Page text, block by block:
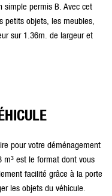
simple permis B. Avec cet
petits objets, les meubles,
sur 1.36m. de largeur et
pour votre déménagement
m³ est le format dont vous
facilité grâce à la porte
les objets du véhicule.